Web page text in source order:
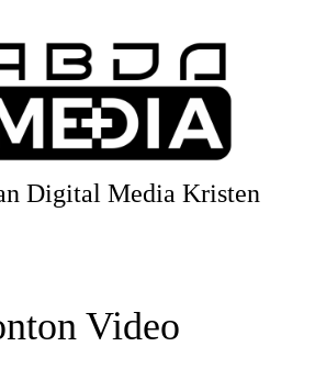
Digital Media Kristen
Video